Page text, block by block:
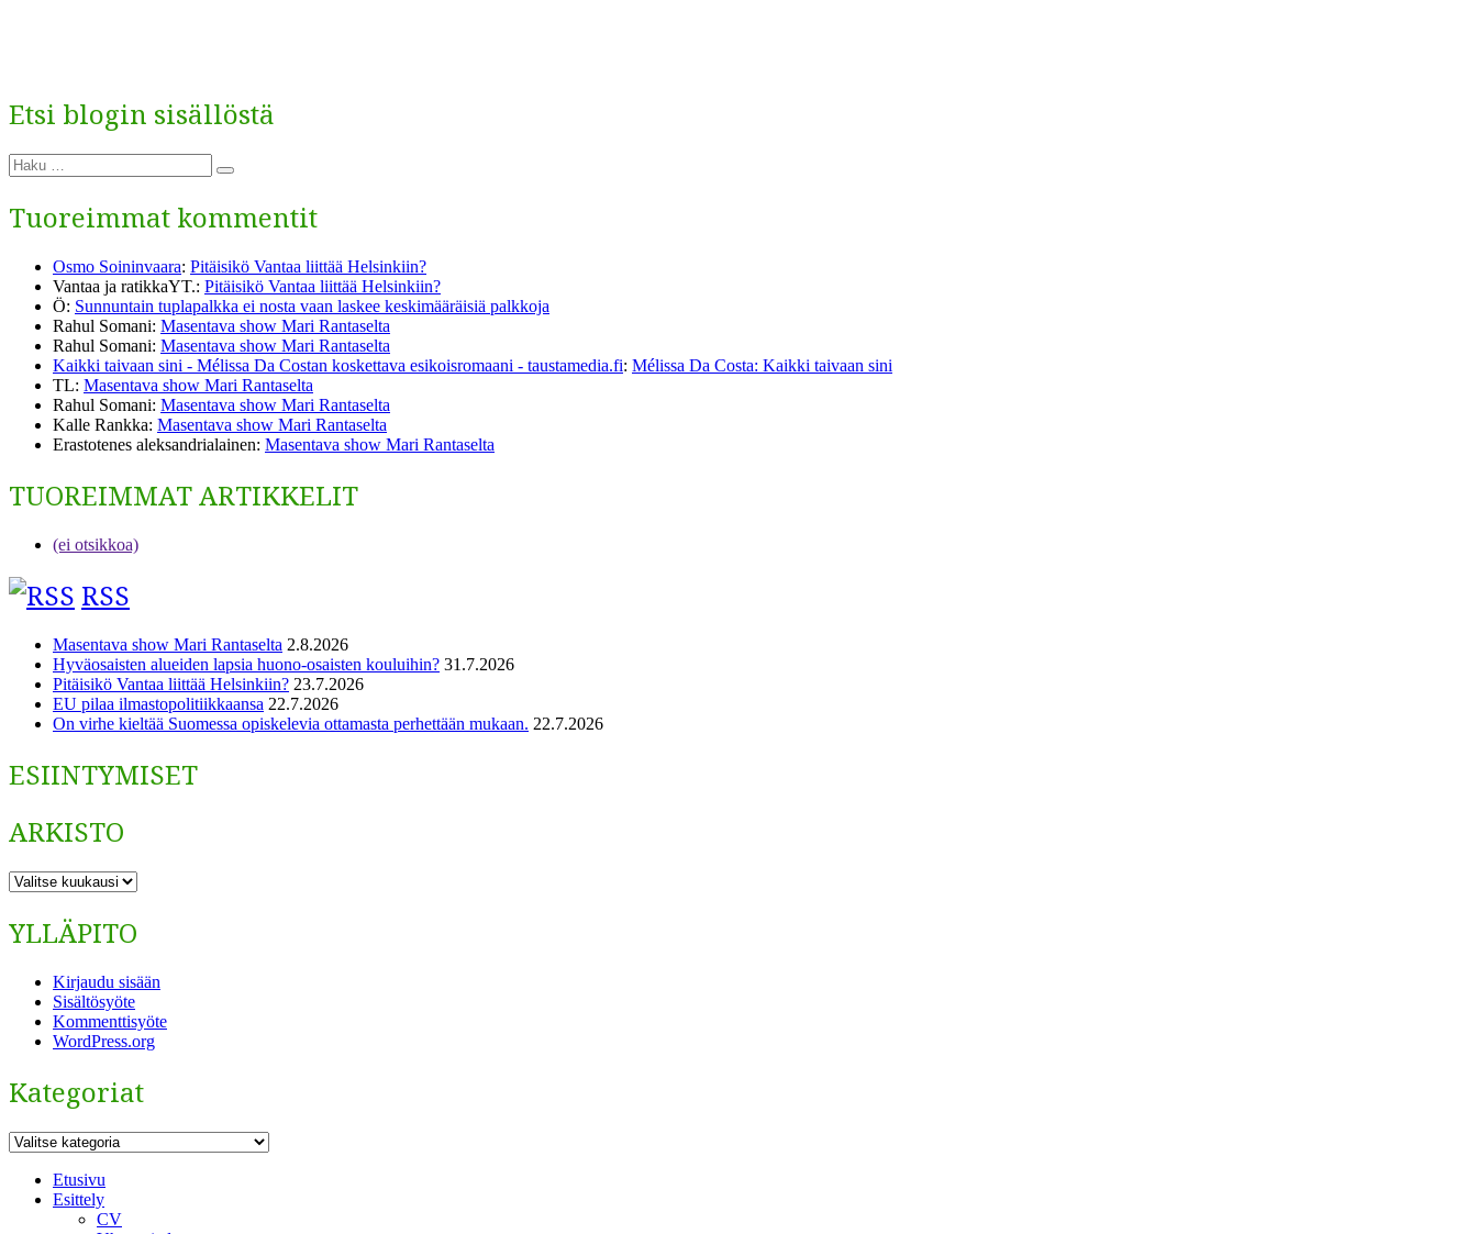
Etsi blogin sisällöstä
Etsi:
Haku
Tuoreimmat kommentit
Osmo Soininvaara: Pitäisikö Vantaa liittää Helsinkiin?
Vantaa ja ratikkaYT.: Pitäisikö Vantaa liittää Helsinkiin?
Ö: Sunnuntain tuplapalkka ei nosta vaan laskee keskimääräisiä palkkoja
Rahul Somani: Masentava show Mari Rantaselta
Rahul Somani: Masentava show Mari Rantaselta
Kaikki taivaan sini - Mélissa Da Costan koskettava esikoisromaani - taustamedia.fi: Mélissa Da Costa: Kaikki taivaan sini
TL: Masentava show Mari Rantaselta
Rahul Somani: Masentava show Mari Rantaselta
Kalle Rankka: Masentava show Mari Rantaselta
Erastotenes aleksandrialainen: Masentava show Mari Rantaselta
TUOREIMMAT ARTIKKELIT
(ei otsikkoa)
RSS
Masentava show Mari Rantaselta 2.8.2026
Hyväosaisten alueiden lapsia huono-osaisten kouluihin? 31.7.2026
Pitäisikö Vantaa liittää Helsinkiin? 23.7.2026
EU pilaa ilmastopolitiikkaansa 22.7.2026
On virhe kieltää Suomessa opiskelevia ottamasta perhettään mukaan. 22.7.2026
ESIINTYMISET
ARKISTO
ARKISTO
YLLÄPITO
Kirjaudu sisään
Sisältösyöte
Kommenttisyöte
WordPress.org
Kategoriat
Kategoriat
Etusivu
Esittely
CV